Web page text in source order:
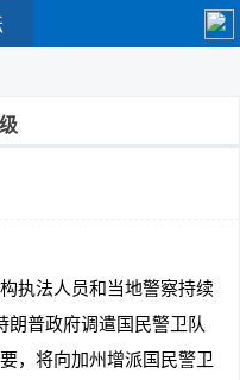
执法人员和当地警察持续
朗普政府调遣国民警卫队
，将向加州增派国民警卫